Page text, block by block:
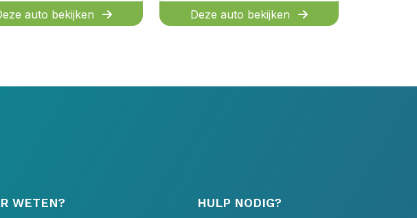
auto bekijken Deze auto bekijken
WETEN?
HULP NODIG?